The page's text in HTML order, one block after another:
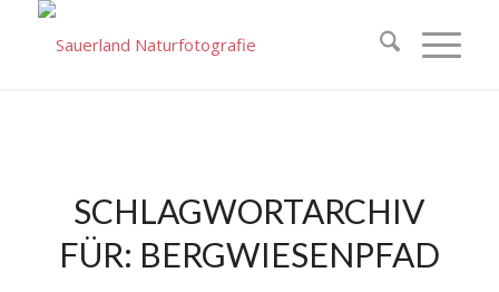
SCHLAGWORTARCHIV
FÜR: BERGWIESENPFAD